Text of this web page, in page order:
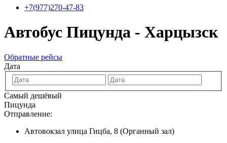
+7(977)270-47-83
Автобус Пицунда - Харцызск
Обратные рейсы
Дата
Самый дешёвый
Пицунда
Отправление:
Автовокзал улица Гицба, 8 (Органный зал)